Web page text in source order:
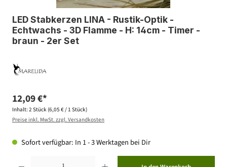
LED Stabkerzen LINA - Rustik-Optik -
Echtwachs - 3D Flamme - H: 14cm - Timer -
braun - 2er Set
12,09 €*
Inhalt: 2 Stück (6,05 € / 1 Stück)
Preise inkl. MwSt. zzgl. Versandkosten
Sofort verfügbar: In 1 - 3 Werktagen bei Dir